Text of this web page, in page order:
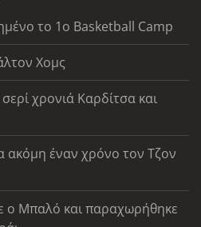
το 1ο Basketball Camp
Χομς
χρονιά Καρδίτσα και
ακόμη έναν χρόνο τον Τζον
ο Μπαλό και παραχωρήθηκε